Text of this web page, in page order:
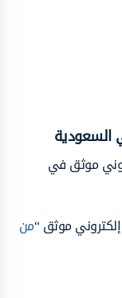
السعودية
موثق في
موثق “من